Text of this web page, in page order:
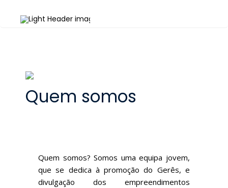
Quem somos
Quem somos? Somos uma equipa jovem,
que se dedica à promoção do Gerês, e
divulgação dos empreendimentos